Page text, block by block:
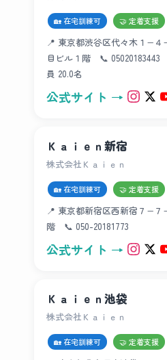
🏡 在宅訓練可 🤝 定着支援
📍 東京都渋谷区代々木１−
目ビル１階 📞
員 20.0名
公式サイト →
Ｋａｉｅｎ新宿
株式会社Ｋａｉｅｎ
🏡 在宅訓練可 🤝 定着支援
📍 東京都新宿区西新宿７−
階 📞 050-20181773
公式サイト →
Ｋａｉｅｎ池袋
株式会社Ｋａｉｅｎ
🏡 在宅訓練可 🤝 定着支援